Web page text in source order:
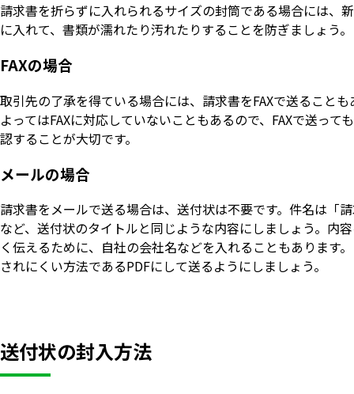
請求書を折らずに入れられるサイズの封筒である場合には、
に入れて、書類が濡れたり汚れたりすることを防ぎましょう。
FAXの場合
取引先の了承を得ている場合には、請求書をFAXで送ること
よってはFAXに対応していないこともあるので、FAXで送って
認することが大切です。
メールの場合
請求書をメールで送る場合は、送付状は不要です。件名は「
など、送付状のタイトルと同じような内容にしましょう。内
く伝えるために、自社の会社名などを入れることもあります
されにくい方法であるPDFにして送るようにしましょう。
送付状の封入方法